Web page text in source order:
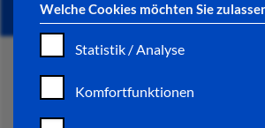
Welche Cookies möchten Sie
Statistik / Analyse
Komfortfunktionen
START